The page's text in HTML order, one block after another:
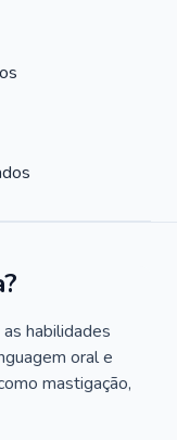
habilidades
oral e
mastigação,